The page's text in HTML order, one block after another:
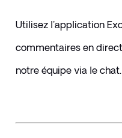
Utilisez l'application
commentaires en
notre équipe via le chat.